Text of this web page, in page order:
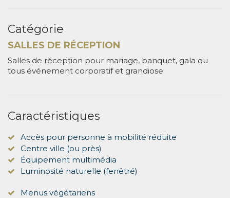
Catégorie
SALLES DE RÉCEPTION
Salles de réception pour mariage, banquet, gala ou
tous événement corporatif et grandiose
Caractéristiques
Accès pour personne à mobilité réduite
Centre ville (ou près)
Équipement multimédia
Luminosité naturelle (fenêtré)
Menus végétariens